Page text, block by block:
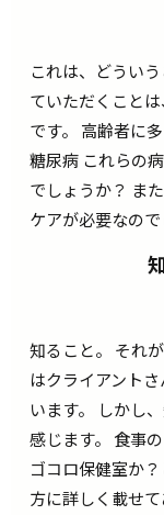
これは、どうい
ていただくこと
です。 高齢者に
糖尿病 これらの
でしょうか？ ま
ケアが必要なので
知ること。 それ
はクライアント
います。 しかし
感じます。 食事
ゴコロ保健室か
方に詳しく載せ